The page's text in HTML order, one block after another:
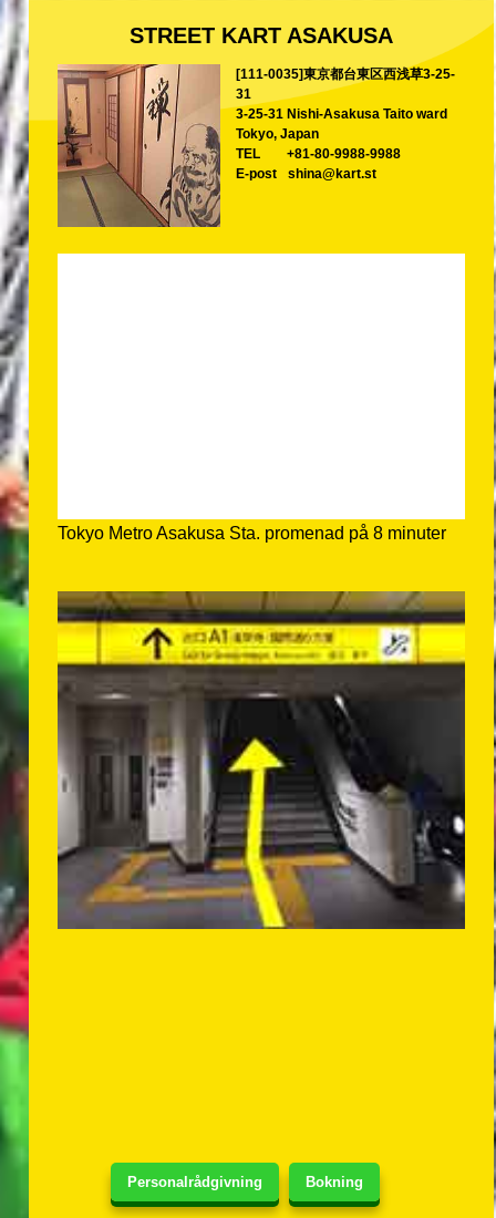
Personalrådgivning Bokning
STREET KART ASAKUSA
[111-0035]東京都台東区西浅草3-25-
31
3-25-31 Nishi-Asakusa Taito ward
Tokyo, Japan
TEL
+81-80-9988-9988
E-post
shina@kart.st
Tokyo Metro Asakusa Sta. promenad på 8 minuter